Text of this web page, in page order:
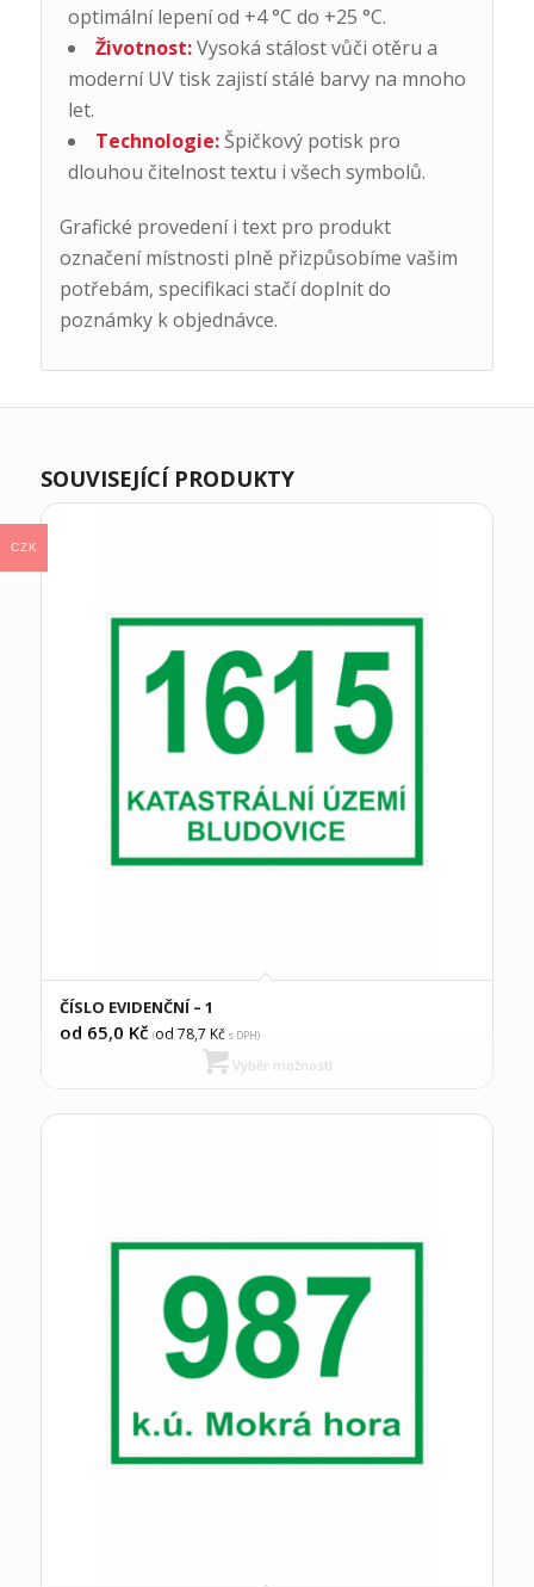
optimální lepení od +4 °C do +25 °C.
Životnost:Vysoká stálost vůči otěru a
moderní UV tisk zajistí stálé barvy na mnoho
let.
Technologie:Špičkový potisk pro
dlouhou čitelnost textu i všech symbolů.
Grafické provedení i text pro produkt
označení místnosti plně přizpůsobíme vašim
potřebám, specifikaci stačí doplnit do
poznámky k objednávce.
SOUVISEJÍCÍ PRODUKTY
ČÍSLO EVIDENČNÍ – 1
od 65,0 Kč (od 78,7 Kčs DPH)
Výběr možností
CZK